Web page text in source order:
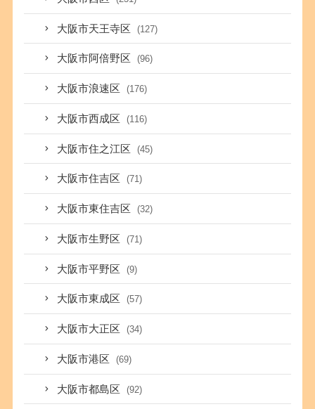
大阪市天王寺区 (127)
大阪市阿倍野区 (96)
大阪市浪速区 (176)
大阪市西成区 (116)
大阪市住之江区 (45)
大阪市住吉区 (71)
大阪市東住吉区 (32)
大阪市生野区 (71)
大阪市平野区 (9)
大阪市東成区 (57)
大阪市大正区 (34)
大阪市港区 (69)
大阪市都島区 (92)